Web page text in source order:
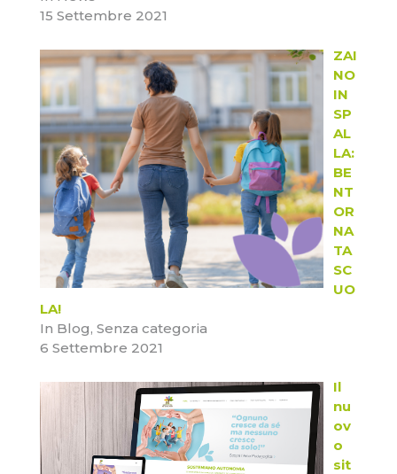
15 Settembre 2021
ZAI
NO
IN
SP
AL
LA:
BE
NT
OR
NA
TA
SC
UO
LA!
In Blog, Senza categoria
6 Settembre 2021
Il
nu
ov
o
sit